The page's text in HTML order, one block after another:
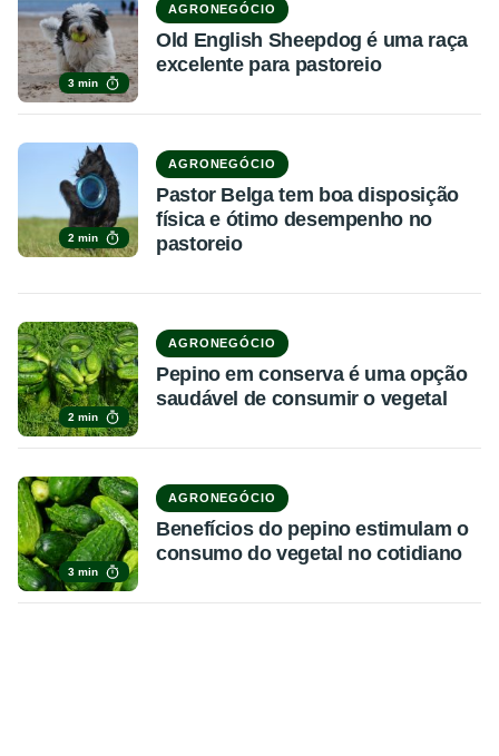
3 min
AGRONEGÓCIO
Old English Sheepdog é uma raça
excelente para pastoreio
2 min
AGRONEGÓCIO
Pastor Belga tem boa disposição
física e ótimo desempenho no
pastoreio
2 min
AGRONEGÓCIO
Pepino em conserva é uma opção
saudável de consumir o vegetal
3 min
AGRONEGÓCIO
Benefícios do pepino estimulam o
consumo do vegetal no cotidiano